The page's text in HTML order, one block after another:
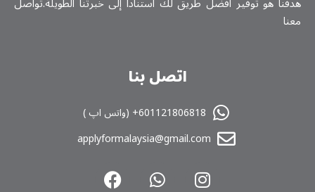
معنا
اتصل بنا
601121806818+ (واتس اپ )
applyformalaysia@gmail.com